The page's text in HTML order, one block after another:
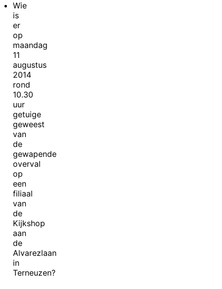
Wie
is
er
op
maandag
11
augustus
2014
rond
10.30
uur
getuige
geweest
van
de
gewapende
overval
op
een
filiaal
van
de
Kijkshop
aan
de
Alvarezlaan
in
Terneuzen?